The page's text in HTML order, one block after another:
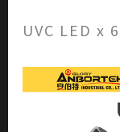
UVC LED x